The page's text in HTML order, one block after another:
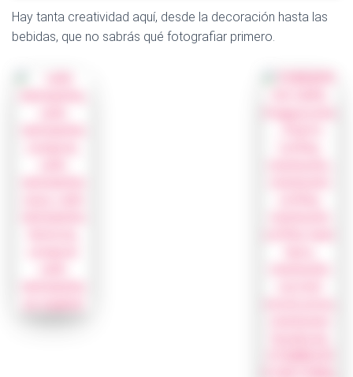
Hay tanta creatividad aquí, desde la decoración hasta las
bebidas, que no sabrás qué fotografiar primero.